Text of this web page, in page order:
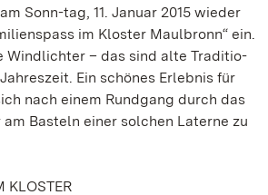
Sonn-tag, 11. Januar 2015 wieder
im Kloster Maulbronn“ ein.
Windlichter – das sind alte Traditio-
Ein schönes Erlebnis für
nach einem Rundgang durch das
Basteln einer solchen Laterne zu
KLOSTER